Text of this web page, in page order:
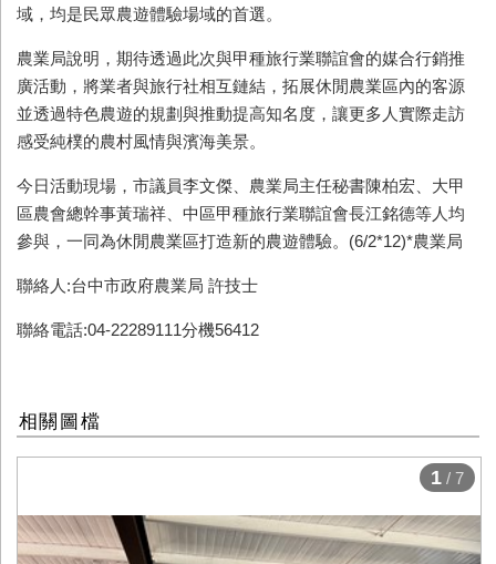
域，均是民眾農遊體驗場域的首選。
農業局說明，期待透過此次與甲種旅行業聯誼會的媒合行銷推
廣活動，將業者與旅行社相互鏈結，拓展休閒農業區內的客源
並透過特色農遊的規劃與推動提高知名度，讓更多人實際走訪
感受純樸的農村風情與濱海美景。
今日活動現場，市議員李文傑、農業局主任秘書陳柏宏、大甲
區農會總幹事黃瑞祥、中區甲種旅行業聯誼會長江銘德等人均
參與，一同為休閒農業區打造新的農遊體驗。 (6/2*12)*農業局
聯絡人:台中市政府農業局 許技士
聯絡電話:04-22289111分機56412
相關圖檔
1 / 7